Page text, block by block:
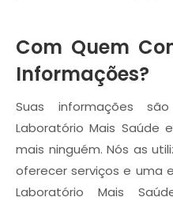
Com Quem
Informações?
Suas informações
Laboratório Mais Saúde
mais ninguém. Nós as
oferecer serviços e uma
Laboratório Mais